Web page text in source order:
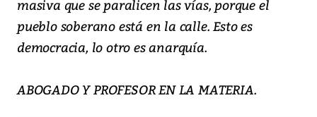
masiva que se paralicen las vías, porque el
pueblo soberano está en la calle. Esto es
democracia, lo otro es anarquía.
ABOGADO Y PROFESOR EN LA MATERIA.